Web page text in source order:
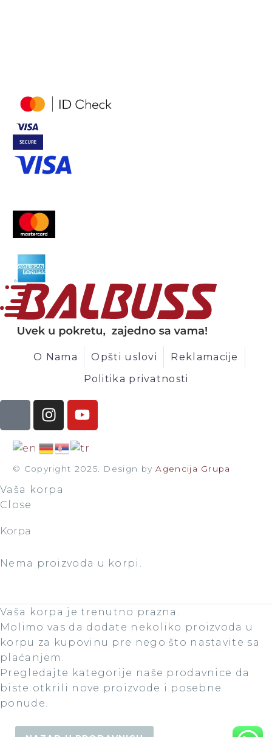
O Nama Opšti uslovi
Reklamacije
Politika privatnosti
© Copyright 2025. Design byAgencija Grupa
Vaša korpa
Close
Korpa
Nema proizvoda u korpi.
Vaša korpa je trenutno prazna.
Molimo vas da dodate nekoliko proizvoda u
korpu za kupovinu pre nego što nastavite sa
plaćanjem.
Pregledajte kategorije naše prodavnice da
biste otkrili nove proizvode i posebne
ponude.